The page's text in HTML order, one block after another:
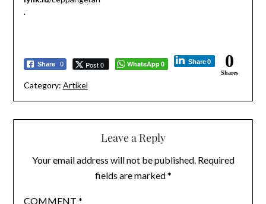
.
Share 0 Post 0 WhatsApp 0 Share 0 0
Shares
Category: Artikel
Leave a Reply
Your email address will not be published. Required
fields are marked*
COMMENT *